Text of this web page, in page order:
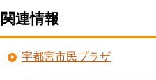
関連情報
宇都宮市民プラザ